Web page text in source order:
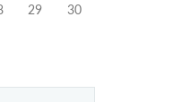
29 30